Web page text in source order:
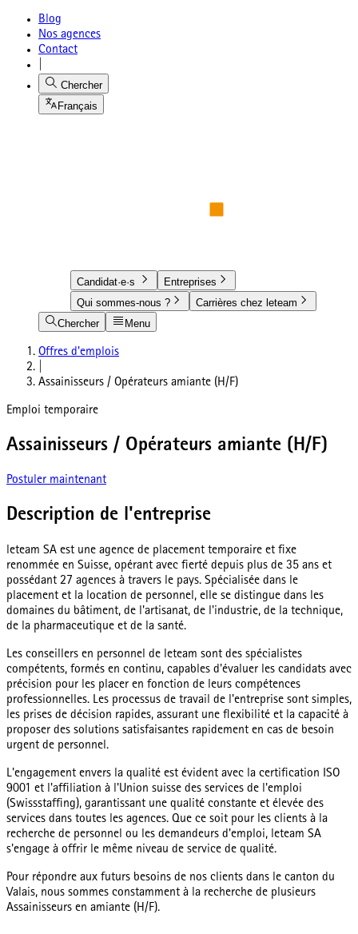
Blog
Nos agences
Contact
Chercher
Français
Candidat·e·s
Entreprises
Qui sommes-nous ?
Carrières chez leteam
Chercher
Menu
Offres d'emplois
Assainisseurs / Opérateurs amiante (H/F)
Emploi temporaire
Assainisseurs / Opérateurs amiante (H/F)
Postuler maintenant
Description de l'entreprise
leteam SA est une agence de placement temporaire et fixe
renommée en Suisse, opérant avec fierté depuis plus de 35 ans et
possédant 27 agences à travers le pays. Spécialisée dans le
placement et la location de personnel, elle se distingue dans les
domaines du bâtiment, de l'artisanat, de l'industrie, de la technique,
de la pharmaceutique et de la santé.
Les conseillers en personnel de leteam sont des spécialistes
compétents, formés en continu, capables d'évaluer les candidats avec
précision pour les placer en fonction de leurs compétences
professionnelles. Les processus de travail de l'entreprise sont simples,
les prises de décision rapides, assurant une flexibilité et la capacité à
proposer des solutions satisfaisantes rapidement en cas de besoin
urgent de personnel.
L'engagement envers la qualité est évident avec la certification ISO
9001 et l'affiliation à l'Union suisse des services de l'emploi
(Swissstaffing), garantissant une qualité constante et élevée des
services dans toutes les agences. Que ce soit pour les clients à la
recherche de personnel ou les demandeurs d'emploi, leteam SA
s'engage à offrir le même niveau de service de qualité.
Pour répondre aux futurs besoins de nos clients dans le canton du
Valais, nous sommes constamment à la recherche de plusieurs
Assainisseurs en amiante (H/F).